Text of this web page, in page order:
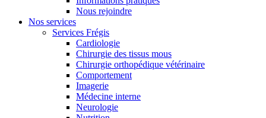
Nous rejoindre
Nos services
Services Frégis
Cardiologie
Chirurgie des tissus mous
Chirurgie orthopédique vétérinaire
Comportement
Imagerie
Médecine interne
Neurologie